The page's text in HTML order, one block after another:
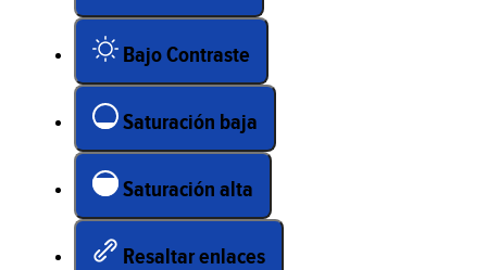
Bajo Contraste
Saturación baja
Saturación alta
Resaltar enlaces